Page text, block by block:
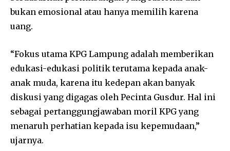
bukan emosional atau hanya memilih karena
uang.
“Fokus utama KPG Lampung adalah memberikan
edukasi-edukasi politik terutama kepada anak-
anak muda, karena itu kedepan akan banyak
diskusi yang digagas oleh Pecinta Gusdur. Hal ini
sebagai pertanggungjawaban moril KPG yang
menaruh perhatian kepada isu kepemudaan,”
ujarnya.